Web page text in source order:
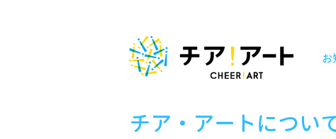
お
チア・アートについ